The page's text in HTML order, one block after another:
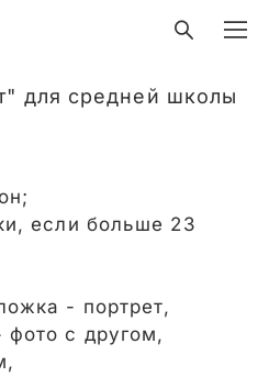
для средней школы
если больше 23
- портрет,
с другом,